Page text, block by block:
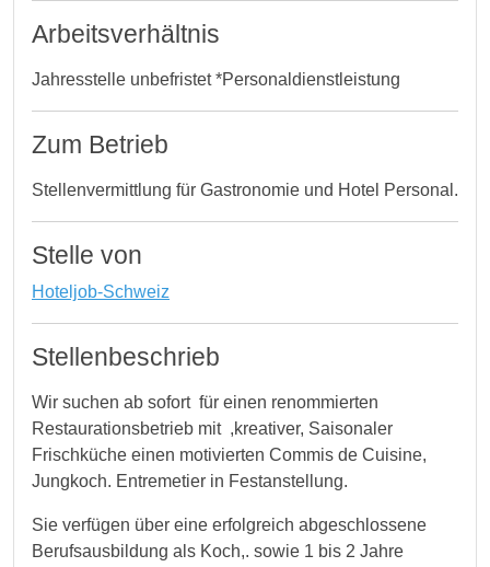
Arbeitsverhältnis
Jahresstelle unbefristet *Personaldienstleistung
Zum Betrieb
Stellenvermittlung für Gastronomie und Hotel Personal.
Stelle von
Hoteljob-Schweiz
Stellenbeschrieb
Wir suchen ab sofort für einen renommierten
Restaurationsbetrieb mit ,kreativer, Saisonaler
Frischküche einen motivierten Commis de Cuisine,
Jungkoch. Entremetier in Festanstellung.
Sie verfügen über eine erfolgreich abgeschlossene
Berufsausbildung als Koch,. sowie 1 bis 2 Jahre